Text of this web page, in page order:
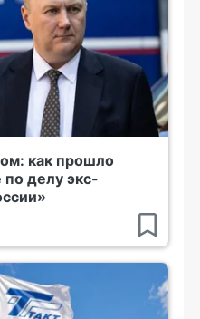
как прошло
по делу экс-